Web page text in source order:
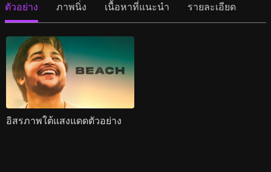
ตัวอย่าง ภาพนิ่ง เนื้อหาที่แนะนำ รายละเอียด
อิสรภาพใต้แสงแดดตัวอย่าง